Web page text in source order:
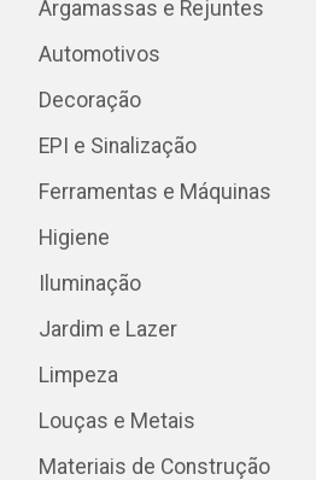
Argamassas e Rejuntes
Automotivos
Decoração
EPI e Sinalização
Ferramentas e Máquinas
Higiene
Iluminação
Jardim e Lazer
Limpeza
Louças e Metais
Materiais de Construção